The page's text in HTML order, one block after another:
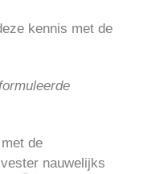
kennis met de
de
nauwelijks